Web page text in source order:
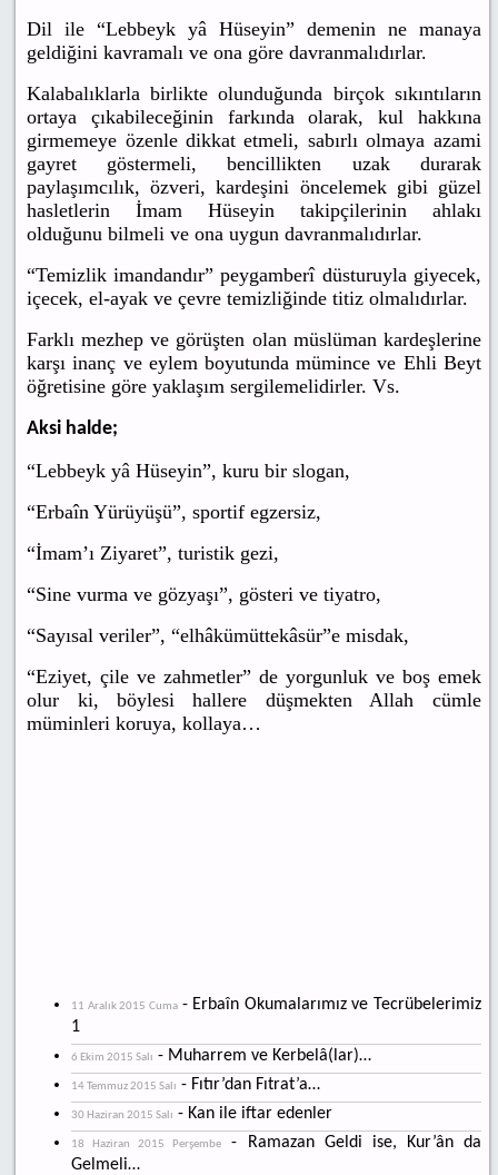
Dil ile “Lebbeyk yâ Hüseyin” demenin ne manaya
geldiğini kavramalı ve ona göre davranmalıdırlar.
Kalabalıklarla birlikte olunduğunda birçok sıkıntıların
ortaya çıkabileceğinin farkında olarak, kul hakkına
girmemeye özenle dikkat etmeli, sabırlı olmaya azami
gayret göstermeli, bencillikten uzak durarak
paylaşımcılık, özveri, kardeşini öncelemek gibi güzel
hasletlerin İmam Hüseyin takipçilerinin ahlakı
olduğunu bilmeli ve ona uygun davranmalıdırlar.
“Temizlik imandandır” peygamberî düsturuyla giyecek,
içecek, el-ayak ve çevre temizliğinde titiz olmalıdırlar.
Farklı mezhep ve görüşten olan müslüman kardeşlerine
karşı inanç ve eylem boyutunda mümince ve Ehli Beyt
öğretisine göre yaklaşım sergilemelidirler. Vs.
Aksi halde;
“Lebbeyk yâ Hüseyin”, kuru bir slogan,
“Erbaîn Yürüyüşü”, sportif egzersiz,
“İmam’ı Ziyaret”, turistik gezi,
“Sine vurma ve gözyaşı”, gösteri ve tiyatro,
“Sayısal veriler”, “elhâkümüttekâsür”e misdak,
“Eziyet, çile ve zahmetler” de yorgunluk ve boş emek
olur ki, böylesi hallere düşmekten Allah cümle
müminleri koruya, kollaya…
11 Aralık 2015 Cuma- Erbaîn Okumalarımız ve Tecrübelerimiz
1
6 Ekim 2015 Salı - Muharrem ve Kerbelâ(lar)…
14 Temmuz 2015 Salı - Fıtır’dan Fıtrat’a…
30 Haziran 2015 Salı - Kan ile iftar edenler
18 Haziran 2015 Perşembe
- Ramazan Geldi ise, Kur’ân da
Gelmeli…